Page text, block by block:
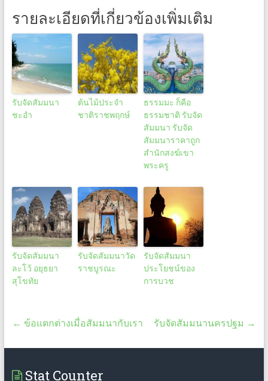
รายละเอียดที่เกี่ยวข้องเพิ่มเติม
รับจัดสัมมนา
ชะอำ
ต้นไม้ประจำ
ชาติราชพฤกษ์
ธรรมมะ ก็คือ
ธรรมชาติ รับจัด
สัมมนา รับจัด
สัมมนาราคาถูก
สำนักสงฆ์เขา
พระครู
รับจัดสัมมนา
ละโว้ อยุธยา
สุโขทัย
รับจัดสัมมนาวัด
ราชบูรณะ
รับจัดสัมมนา
ประโยชน์ของ
การบวช
← ข้อแตกต่างเมื่อสัมมนากับเรา รับจัดสัมมนานครปฐม →
Stat Counter